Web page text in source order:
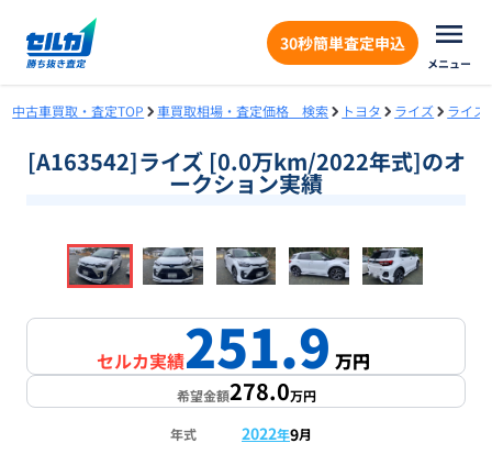
30秒簡単査定申込
メニュー
中古車買取・査定TOP 車買取相場・査定価格 検索 トヨタ ライズ ライズ
[A163542]ライズ [0.0万km/2022年式]のオ
ークション実績
1/18
セルカ実績251.9万円
希望金額278.0万円
年式 2022年9月